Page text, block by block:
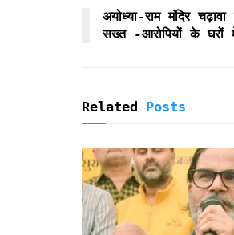
k
p
i
e
अयोध्या-राम मंदिर
सख्त -आरोपियों के घरों
Related Posts